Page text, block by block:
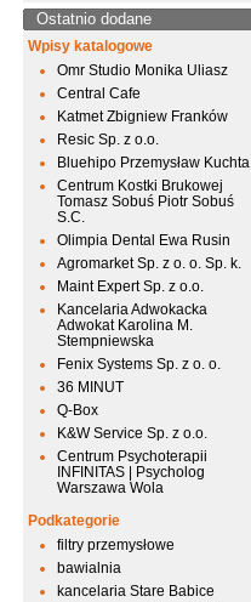
Ostatnio dodane
Wpisy katalogowe
Omr Studio Monika Uliasz
Central Cafe
Katmet Zbigniew Franków
Resic Sp. z o.o.
Bluehipo Przemysław Kuchta
Centrum Kostki Brukowej
Tomasz Sobuś Piotr Sobuś
S.C.
Olimpia Dental Ewa Rusin
Agromarket Sp. z o. o. Sp. k.
Maint Expert Sp. z o.o.
Kancelaria Adwokacka
Adwokat Karolina M.
Stempniewska
Fenix Systems Sp. z o. o.
36 MINUT
Q-Box
K&W Service Sp. z o.o.
Centrum Psychoterapii
INFINITAS | Psycholog
Warszawa Wola
Podkategorie
filtry przemysłowe
bawialnia
kancelaria Stare Babice